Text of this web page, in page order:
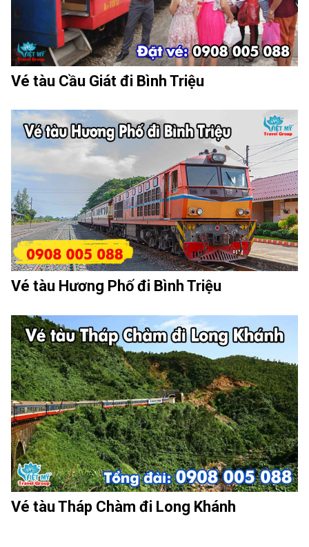
Vé tàu Cầu Giát đi Bình Triệu
Vé tàu Hương Phố đi Bình Triệu
Vé tàu Tháp Chàm đi Long Khánh